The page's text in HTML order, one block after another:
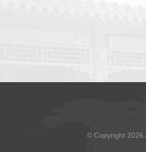
© Copyright 2026